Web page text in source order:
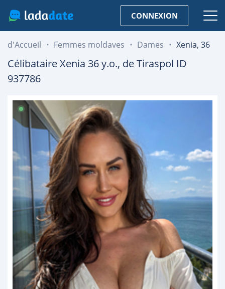
CONNEXION
d'Accueil Femmes moldaves Dames Xenia, 36
CélibataireXenia 36y.o., deTiraspol ID
937786